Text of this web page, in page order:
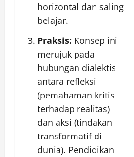
horizontal dan saling
belajar.
Praksis: Konsep ini
merujuk pada
hubungan dialektis
antara refleksi
(pemahaman kritis
terhadap realitas)
dan aksi (tindakan
transformatif di
dunia). Pendidikan